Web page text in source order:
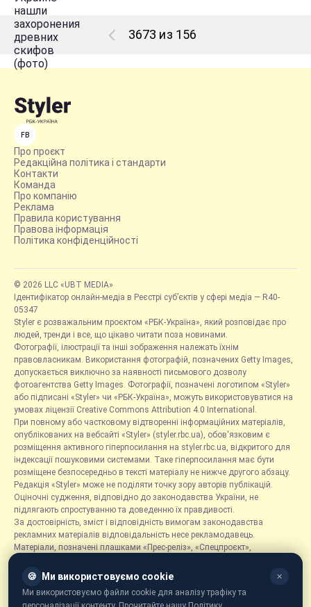
3673 из 156
FB
Про проєкт
Редакційна політика і стандарти
Контакти
Команда
Про компанію
Реклама
Правила користування
Правова інформація
Політика конфіденційності
© 2026 LLC «UBT MEDIA»
Ідентифікатор онлайн-медіа в Реєстрі суб’єктів у сфері медіа — R40-
05347
Styler є розважальним проєктом «РБК-Україна», який розповідає про
людей, тренди і все, що цікаво читати поза новинами.
Фотографії, ілюстрації та інші зображення належать їхнім
правовласникам. Використання фотографій, позначених Getty Images,
допускається виключно за наявності письмового дозволу
фотоагентства Getty Images. Фотографії, позначені логотипом «Styler»
або підписані «Styler» чи «РБК-Україна», можуть використовуватися на
умовах ліцензії Creative Commons Attribution 4.0 International.
При повному або частковому відтворенні інформаційних матеріалів,
опублікованих на вебсайті «Styler» (styler.rbc.ua), обов'язковим є
розміщення активного гіперпосилання на styler.rbc.ua, відкритого для
індексації пошуковими системами. Таке гіперпосилання має бути
розміщене безпосередньо в тексті матеріалу не нижче другого абзацу.
Редакція «Styler» може не поділяти точку зору авторів публікацій.
Оціночні судження, відповідно до законодавства України, не
підлягають спростуванню та доведенню їх правдивості.
За достовірність, зміст і відповідність вимогам законодавства
рекламних матеріалів відповідальність несе рекламодавець.
Матеріали, позначені плашками «Прес-реліз», «Спецпроєкт»,
розміщуються на правах реклами.
Рубрика «Новини компаній» є інформаційним форматом, що містить
новини, повідомлення та оголошення, пов'язані з діяльністю
🍪 Ми використовуємо cookie ✕
Ми використовуємо файли cookie для аналізу трафіку та